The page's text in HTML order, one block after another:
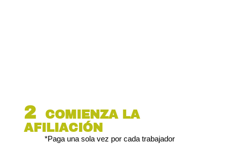
2
COMIENZA LA
AFILIACIÓN
*Paga una sola vez por cada trabajador